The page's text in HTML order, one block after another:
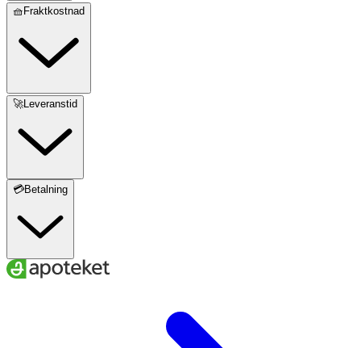
kasein)
🧺Fraktkostnad
🚀Leveranstid
💳Betalning